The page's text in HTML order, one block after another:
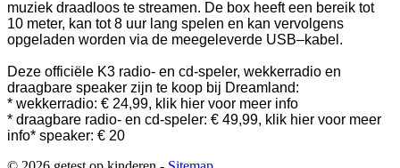
muziek draadloos te streamen. De box heeft een bereik tot
10 meter, kan tot 8 uur lang spelen en kan vervolgens
opgeladen worden via de meegeleverde USB–kabel.
Deze officiële K3 radio- en cd-speler, wekkerradio en
draagbare speaker zijn te koop bij Dreamland:
* wekkerradio: € 24,99, klik hier voor meer info
* draagbare radio- en cd-speler: € 49,99, klik hier voor meer
info* speaker: € 20